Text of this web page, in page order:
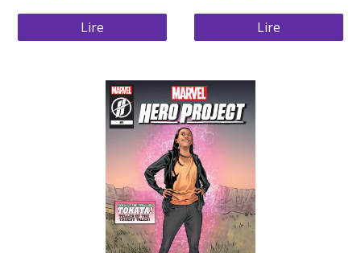
Lire Lire